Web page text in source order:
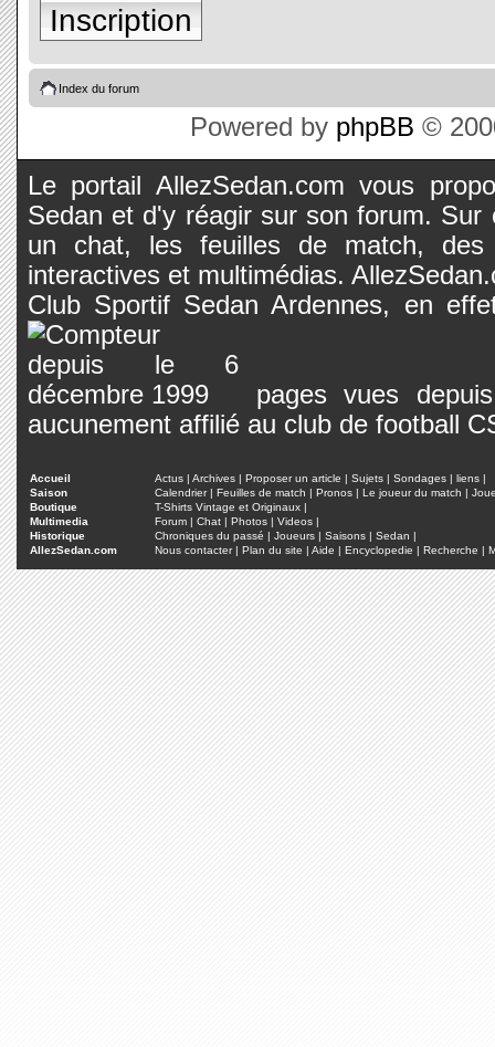
Inscription
Index du forum
Powered by phpBB ©
Le portail AllezSedan.com vous
Sedan et d'y réagir sur son forum.
un chat, les feuilles de match, des
interactives et multimédias.
Club Sportif Sedan Ardennes, en
pages vues
aucunement affilié au club de football
Accueil Actus | Archives | Proposer un article | Sujets | Sondages | liens |
Saison
Calendrier| Feuilles de match | Pronos | Le joueur du match |
Boutique
T-Shirts Vintage et Originaux |
Multimedia
Forum | Chat | Photos | Videos |
Historique
Chroniques du passé | Joueurs | Saisons | Sedan |
AllezSedan.com
Nous contacter| Plan du site | Aide | Encyclopedie | Recherche |